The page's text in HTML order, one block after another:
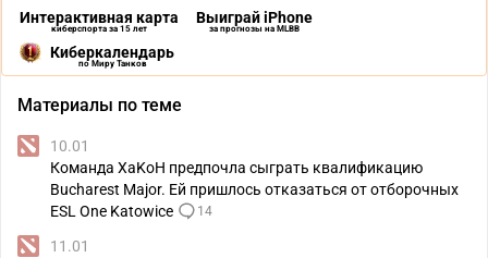
Интерактивная карта
киберспорта за 15 лет
Выиграй iPhone
за прогнозы на MLBB
Киберкалендарь
по Миру Танков
Материалы по теме
10.01
Команда XaKoH предпочла сыграть квалификацию
Bucharest Major. Ей пришлось отказаться от отборочных
ESL One Katowice
14
11.01